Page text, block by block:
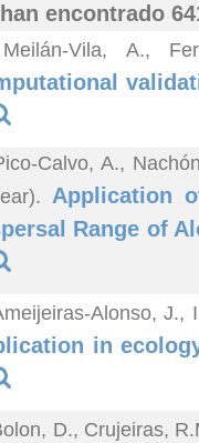
encontrado
Vila, A.,
Calvo, A.,
Application
Range of
Alonso, J.,
in
D., Crujeiras,